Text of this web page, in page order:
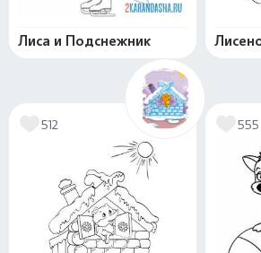
Лиса и Подснежник
512 555